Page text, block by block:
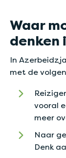
Waar
denken
In
met de
vooral
meer
Naar
Denk